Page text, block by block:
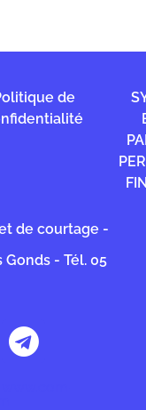
de
de courtage -
Gonds - Tél. 05